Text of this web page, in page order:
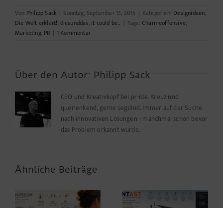
Von Philipp Sack | Sonntag, September 13, 2015 | Kategorien: Designideen,
Die Welt erklärt!, diesunddas, it could be.. | Tags: Charmeoffensive,
Marketing, PR | 1 Kommentar
Über den Autor: Philipp Sack
CEO und Kreativkopf bei pr-ide. Kreuz und
querlenkend, gerne segelnd. Immer auf der Suche
nach innovativen Lösungen - manchmal schon bevor
das Problem erkannt wurde.
Ähnliche Beiträge